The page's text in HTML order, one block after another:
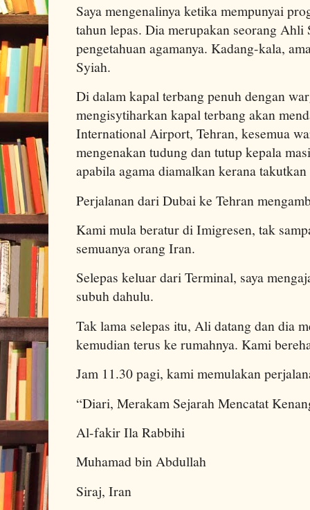
Saya mengenalinya ketika mempunyai
tahun lepas. Dia merupakan seorang Ahli
pengetahuan agamanya. Kadang-kala,
Syiah.
Di dalam kapal terbang penuh dengan
mengisytiharkan kapal terbang akan
International Airport, Tehran, kesemua
mengenakan tudung dan tutup kepala
apabila agama diamalkan kerana
Perjalanan dari Dubai ke Tehran
Kami mula beratur di Imigresen, tak
semuanya orang Iran.
Selepas keluar dari Terminal, saya
subuh dahulu.
Tak lama selepas itu, Ali datang dan dia
kemudian terus ke rumahnya. Kami
Jam 11.30 pagi, kami memulakan
“Diari, Merakam Sejarah Mencatat
Al-fakir Ila Rabbihi
Muhamad bin Abdullah
Siraj, Iran